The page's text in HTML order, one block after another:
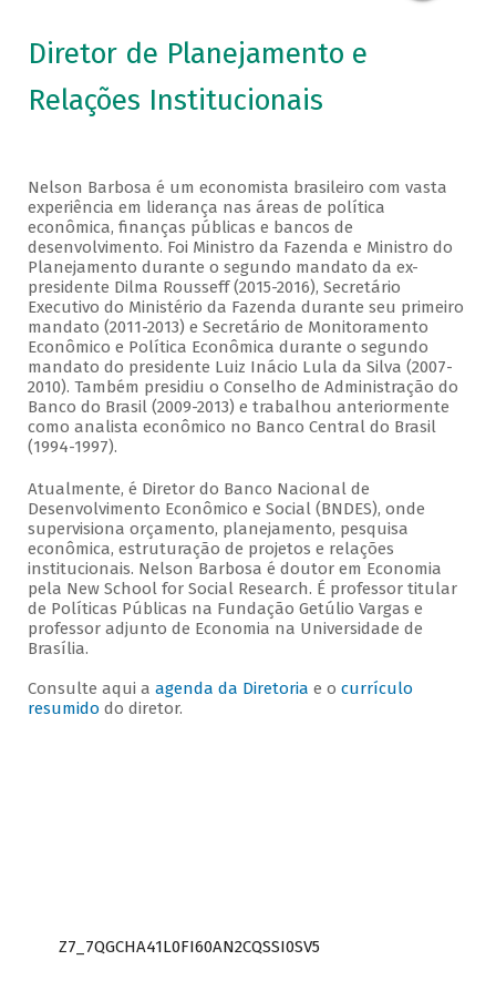
Diretor de Planejamento e
Relações Institucionais
Nelson Barbosa é um economista brasileiro com vasta
experiência em liderança nas áreas de política
econômica, finanças públicas e bancos de
desenvolvimento. Foi Ministro da Fazenda e Ministro do
Planejamento durante o segundo mandato da ex-
presidente Dilma Rousseff (2015-2016), Secretário
Executivo do Ministério da Fazenda durante seu primeiro
mandato (2011-2013) e Secretário de Monitoramento
Econômico e Política Econômica durante o segundo
mandato do presidente Luiz Inácio Lula da Silva (2007-
2010). Também presidiu o Conselho de Administração do
Banco do Brasil (2009-2013) e trabalhou anteriormente
como analista econômico no Banco Central do Brasil
(1994-1997).
Atualmente, é Diretor do Banco Nacional de
Desenvolvimento Econômico e Social (BNDES), onde
supervisiona orçamento, planejamento, pesquisa
econômica, estruturação de projetos e relações
institucionais. Nelson Barbosa é doutor em Economia
pela New School for Social Research. É professor titular
de Políticas Públicas na Fundação Getúlio Vargas e
professor adjunto de Economia na Universidade de
Brasília.
Consulte aqui a agenda da Diretoria e o currículo
resumido do diretor.
Z7_7QGCHA41L0FI60AN2CQSSI0SV5